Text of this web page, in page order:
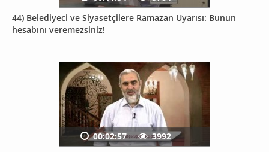
44) Belediyeci ve Siyasetçilere Ramazan Uyarısı: Bunun
hesabını veremezsiniz!
00:02:57 3992